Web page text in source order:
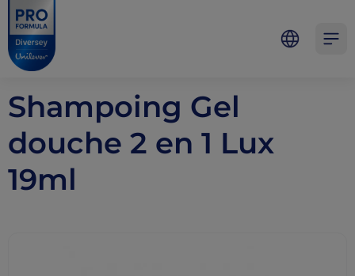
Skip to main content
Skip to navigation
Skip to footer
Pro Formula
Shampoing Gel
douche 2 en 1 Lux
19ml